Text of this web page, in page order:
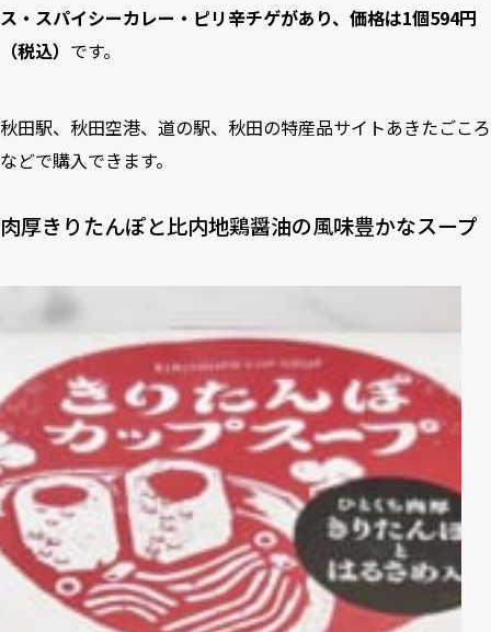
ス・スパイシーカレー・ピリ辛チゲがあり、価格は1個594円
（税込） です。
秋田駅、秋田空港、道の駅、秋田の特産品サイトあきたごころ
などで購入できます。
肉厚きりたんぽと比内地鶏醤油の風味豊かなスープ